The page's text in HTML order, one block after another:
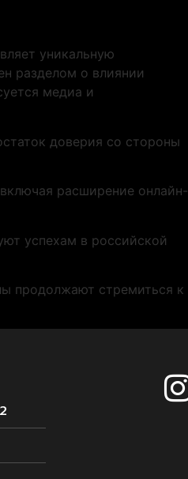
уникальную
разделом о влиянии
медиа и
доверия со стороны
расширение онлайн-
успехам в российской
продолжают стремиться к